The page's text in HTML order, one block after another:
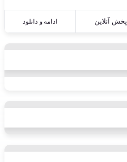
پخش آنلاین ادامه و دانلود